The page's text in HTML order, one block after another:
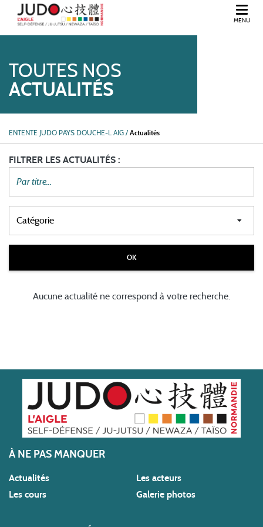
MENU
TOUTES NOS
ACTUALITÉS
ENTENTE JUDO PAYS DOUCHE-L AIG / Actualités
FILTRER LES ACTUALITÉS :
Aucune actualité ne correspond à votre recherche.
À NE PAS MANQUER
Actualités
Les cours
Les acteurs
Galerie photos